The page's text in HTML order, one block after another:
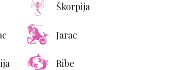
Škorpija
Jarac
Ribe